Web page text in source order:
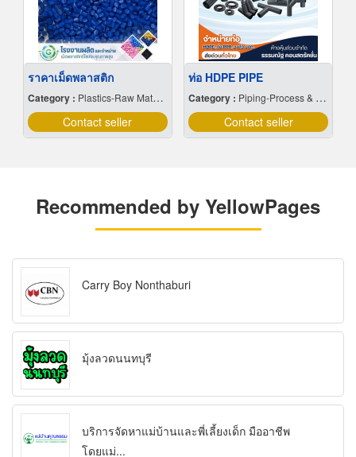
ราคาเม็ดพลาสติก
Category : Plastics-Raw Materials
Contact seller
ท่อ HDPE PIPE
Category : Piping-Process & Industrial
Contact seller
Recommended by YellowPages
Carry Boy Nonthaburi
มุ้งลวดนนทบุรี
บริการจัดหาแม่บ้านและพี่เลี้ยงเด็ก มืออาชีพ
โดยแม่...